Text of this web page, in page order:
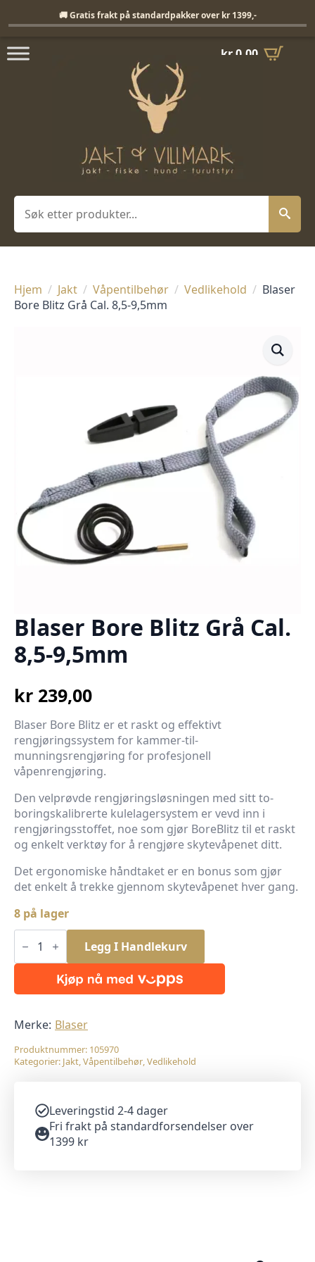
kr0,00
Søk
Hjem Jakt Våpentilbehør Vedlikehold
Blaser
Bore Blitz Grå Cal. 8,5-9,5mm
Blaser Bore Blitz Grå Cal.
8,5-9,5mm
kr 239,00
Blaser Bore Blitz er et raskt og effektivt
rengjøringssystem for kammer-til-
munningsrengjøring for profesjonell
våpenrengjøring.
Den velprøvde rengjøringsløsningen med sitt to-
boringskalibrerte kulelagersystem er vevd inn i
rengjøringsstoffet, noe som gjør BoreBlitz til et raskt
og enkelt verktøy for å rengjøre skytevåpenet ditt.
Det ergonomiske håndtaket er en bonus som gjør
det enkelt å trekke gjennom skytevåpenet hver gang.
8 på lager
Blaser
Bore
Grå
8,5-
Legg I Handlekurv
Merke: Blaser
Produktnummer: 105970
Kategorier: Jakt,Våpentilbehør,Vedlikehold
Leveringstid 2-4 dager
Fri frakt på standardforsendelser over
1399 kr
🚚 Gratis frakt på standardpakker over kr 1399,-